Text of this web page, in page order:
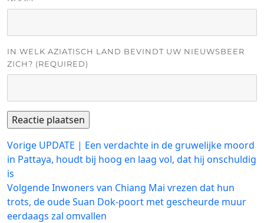
IN WELK AZIATISCH LAND BEVINDT UW NIEUWSBEER
ZICH? (REQUIRED)
Bericht
navigatie
Vorige Vorig
bericht:
UPDATE | Een verdachte in de gruwelijke moord
in Pattaya, houdt bij hoog en laag vol, dat hij onschuldig
is
VolgendeVolgend
bericht:
Inwoners van Chiang Mai vrezen dat hun
trots, de oude Suan Dok-poort met gescheurde muur
eerdaags zal omvallen